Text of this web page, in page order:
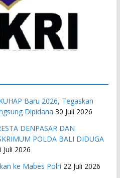
Baru 2026, Tegaskan
Dipidana 30 Juli 2026
DENPASAR DAN
POLDA BALI DIDUGA
Juli 2026
ke Mabes Polri 22 Juli 2026